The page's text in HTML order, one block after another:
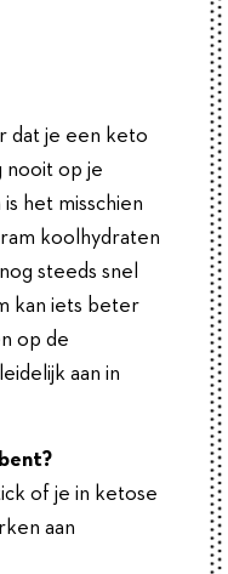
dat je een keto
nooit op je
het misschien
koolhydraten
steeds snel
kan iets beter
op de
aan in
of je in ketose
aan